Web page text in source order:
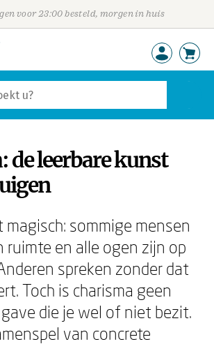
voor 23:00 besteld, morgen in huis
de leerbare kunst
magisch: sommige mensen
ruimte en alle ogen zijn op
spreken zonder dat
Toch is charisma geen
die je wel of niet bezit.
van concrete